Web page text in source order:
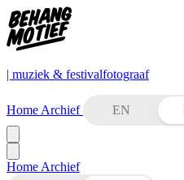
| muziek & festivalfotograaf
Home Archief EN
Home Archief